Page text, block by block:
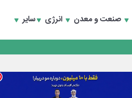
صنعت و معدن انرژی سایر